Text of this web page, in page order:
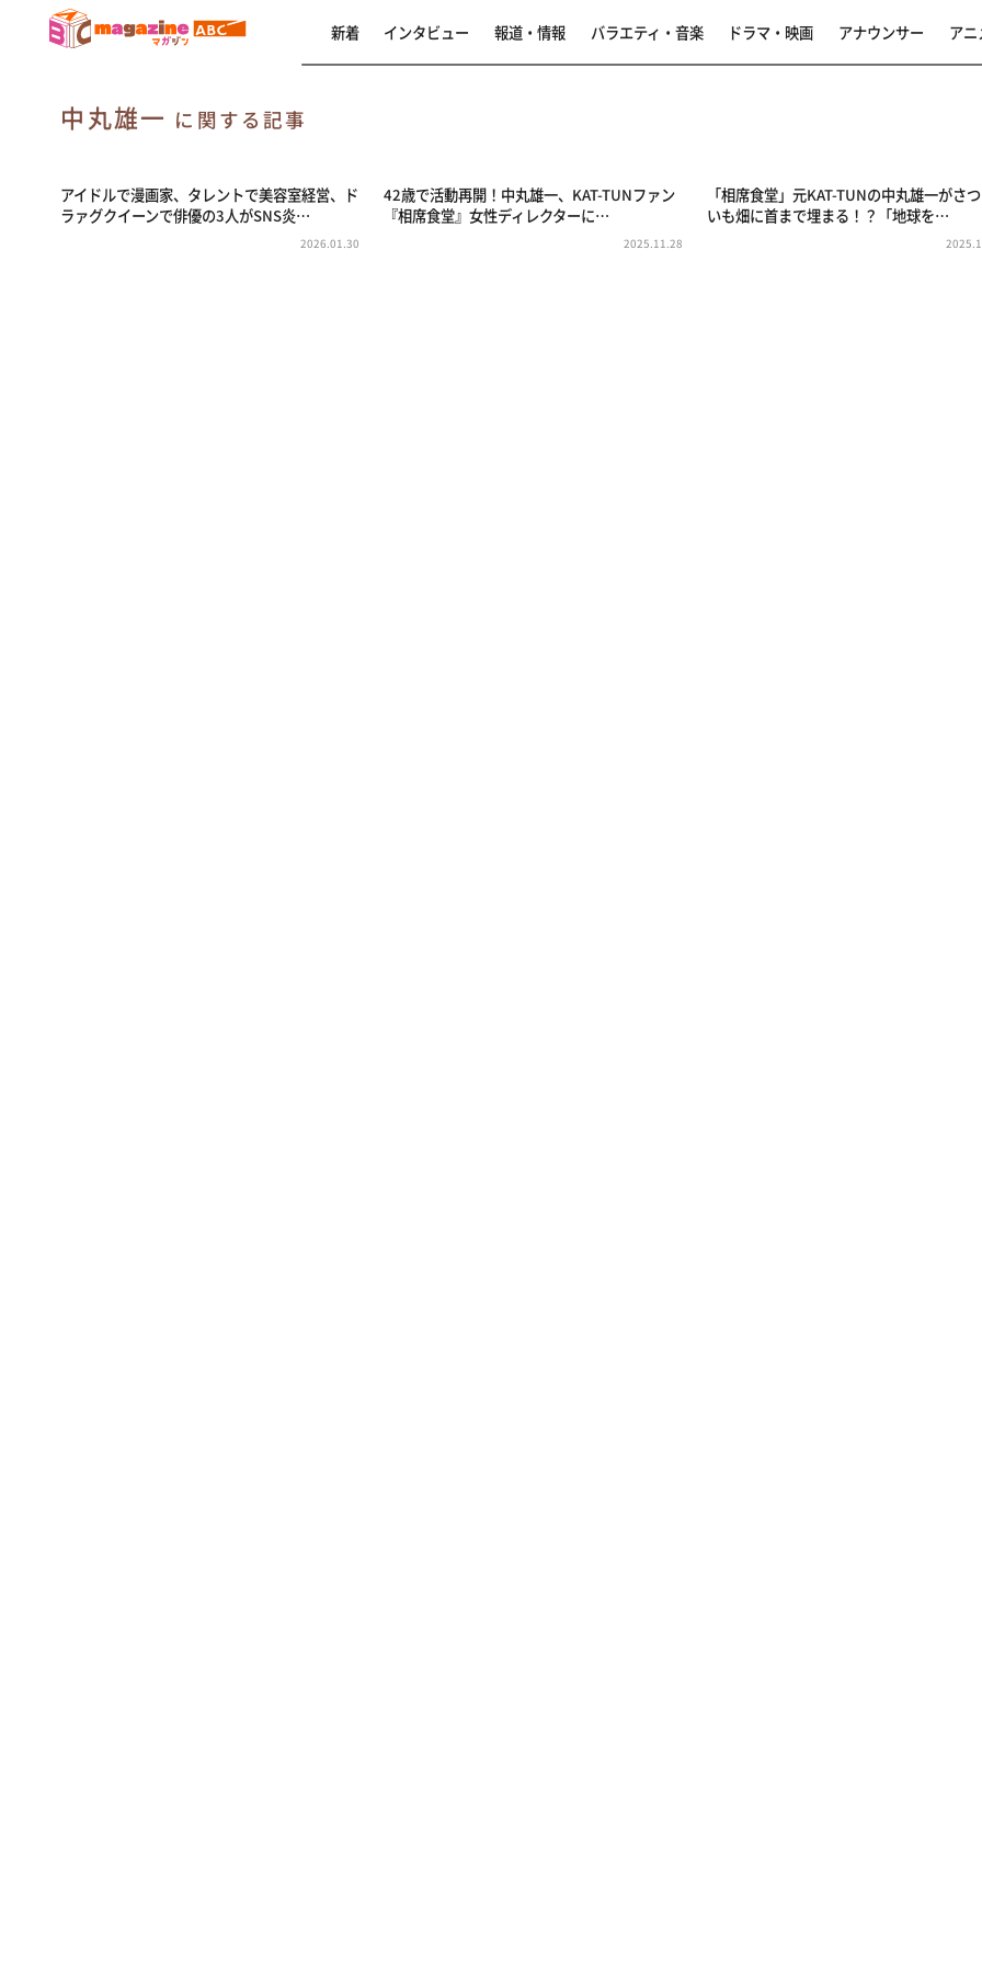
新着 インタビュー 報道・情報 バラエティ・音楽 ドラマ・映画 アナウンサー アニ
中丸雄一 に関する記事
アイドルで漫画家、タレントで美容室経営、ド
ラァグクイーンで俳優の3人がSNS炎…
2026.01.30
42歳で活動再開！中丸雄一、KAT-TUNファン
『相席食堂』女性ディレクターに…
2025.11.28
「相席食堂」元KAT-TUNの中丸雄一がさ
いも畑に首まで埋まる！？「地球を…